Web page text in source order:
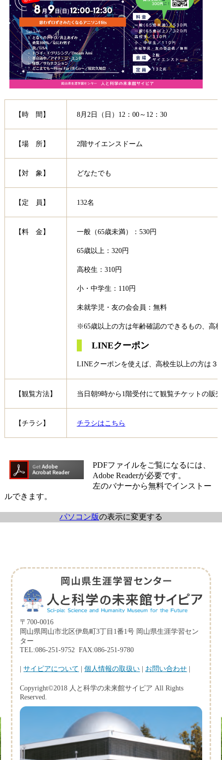
【時 間】 8月2日（日）12：00～12：30
【場 所】 2階サイエンスドーム
【対 象】 どなたでも
【定 員】 132名
【料 金】 一般（65歳未満）：530円
65歳以上：320円
高校生：310円
小・中学生：110円
未就学児・友の会会員：無料
※65歳以上の方は年齢確認のできるもの、高
LINEクーポン
LINEクーポンを使えば、高校生以上の方は
【観覧方法】 当日朝9時から1階受付にて観覧チケットの販
【チラシ】 チラシはこちら
PDFファイルをご覧になるには、
Adobe Readerが必要です。
左のバナーから無料でインストー
ルできます。
パソコン版の表示に変更する
〒700-0016
岡山県岡山市北区伊島町3丁目1番1号 岡山県生涯学習セン
ター
TEL:086-251-9752 FAX:086-251-9780
|サイピアについて |個人情報の取扱い | お問い合わせ |
Copyright©2018 人と科学の未来館サイピア All Rights
Reserved.